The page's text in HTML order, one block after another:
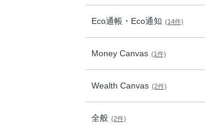
Eco通帳・Eco通知 (14件)
Money Canvas (1件)
Wealth Canvas (2件)
全般 (2件)